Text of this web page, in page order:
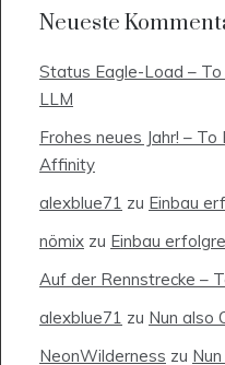
Neueste
Status Eagle-Load –
LLM
Frohes neues Jahr! – To
Affinity
alexblue71 zu Einbau
nömix zu Einbau
Auf der Rennstrecke –
alexblue71 zu Nun also
NeonWilderness zu